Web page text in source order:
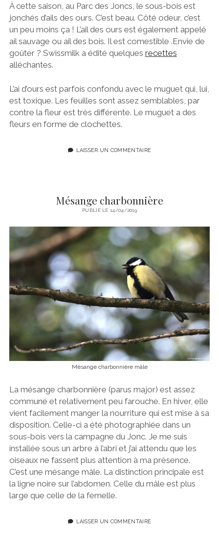
À cette saison, au Parc des Joncs, le sous-bois est
jonchés d’ails des ours. C’est beau. Côté odeur, c’est
un peu moins ça ! L’ail des ours est également appelé
ail sauvage ou ail des bois. Il est comestible .Envie de
goûter ? Swissmilk a édité quelques recettes
alléchantes.
L’ai d’ours est parfois confondu avec le muguet qui, lui,
est toxique. Les feuilles sont assez semblables, par
contre la fleur est très différente. Le muguet a des
fleurs en forme de clochettes.
LAISSER UN COMMENTAIRE
Mésange charbonnière
PUBLIÉ LE 14/04/2019
Mésange charbonnière mâle
La mésange charbonnière (parus major) est assez
commune et relativement peu farouche. En hiver, elle
vient facilement manger la nourriture qui est mise à sa
disposition. Celle-ci a été photographiée dans un
sous-bois vers la campagne du Jonc. Je me suis
installée sous un arbre à l’abri et j’ai attendu que les
oiseaux ne fassent plus attention à ma présence.
C’est une mésange mâle. La distinction principale est
la ligne noire sur l’abdomen. Celle du mâle est plus
large que celle de la femelle.
LAISSER UN COMMENTAIRE